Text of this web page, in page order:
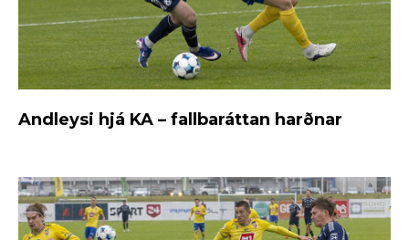
Andleysi hjá KA – fallbaráttan harðnar